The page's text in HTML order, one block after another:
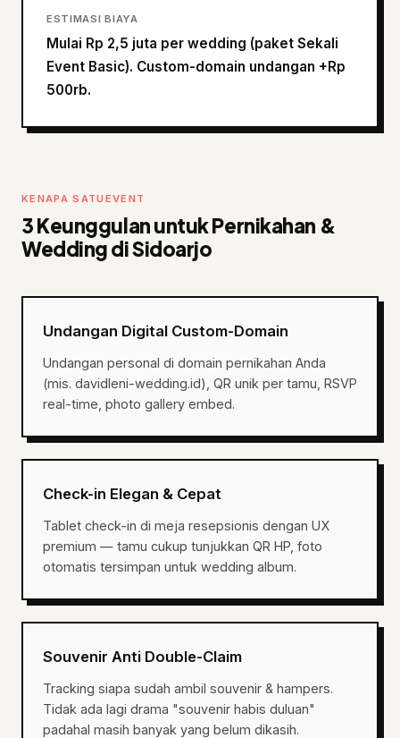
ESTIMASI BIAYA
Mulai Rp 2,5 juta per wedding (paket Sekali
Event Basic). Custom-domain undangan +Rp
500rb.
KENAPA SATUEVENT
3 Keunggulan untuk Pernikahan &
Wedding di Sidoarjo
Undangan Digital Custom-Domain
Undangan personal di domain pernikahan Anda
(mis. davidleni-wedding.id), QR unik per tamu, RSVP
real-time, photo gallery embed.
Check-in Elegan & Cepat
Tablet check-in di meja resepsionis dengan UX
premium — tamu cukup tunjukkan QR HP, foto
otomatis tersimpan untuk wedding album.
Souvenir Anti Double-Claim
Tracking siapa sudah ambil souvenir & hampers.
Tidak ada lagi drama "souvenir habis duluan"
padahal masih banyak yang belum dikasih.